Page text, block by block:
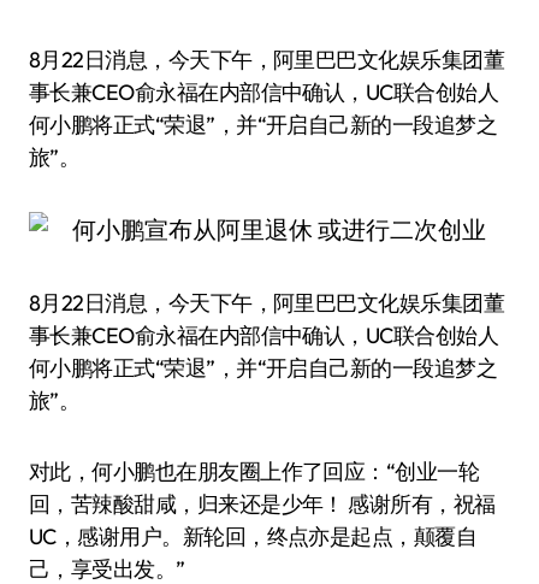
8月22日消息，今天下午，阿里巴巴文化娱乐集团董
事长兼CEO俞永福在内部信中确认，UC联合创始人
何小鹏将正式“荣退”，并“开启自己新的一段追梦之
旅”。
8月22日消息，今天下午，阿里巴巴文化娱乐集团董
事长兼CEO俞永福在内部信中确认，UC联合创始人
何小鹏将正式“荣退”，并“开启自己新的一段追梦之
旅”。
对此，何小鹏也在朋友圈上作了回应：“创业一轮
回，苦辣酸甜咸，归来还是少年！ 感谢所有，祝福
UC，感谢用户。新轮回，终点亦是起点，颠覆自
己，享受出发。”